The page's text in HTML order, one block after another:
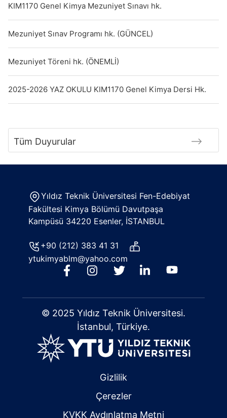
KIM1170 Genel Kimya Mezuniyet Sınavı hk.
Mezuniyet Sınav Programı hk. (GÜNCEL)
Mezuniyet Töreni hk. (ÖNEMLİ)
2025-2026 YAZ OKULU KIM1170 Genel Kimya Dersi Hk.
Tüm Duyurular
Yıldız Teknik Üniversitesi Fen-Edebiyat
Fakültesi Kimya Bölümü Davutpaşa
Kampüsü 34220 Esenler, İSTANBUL
+90 (212) 383 41 31
ytukimyablm@yahoo.com
© 2025 Yıldız Teknik Üniversitesi.
İstanbul, Türkiye.
Gizlilik
Çerezler
KVKK Aydınlatma Metni